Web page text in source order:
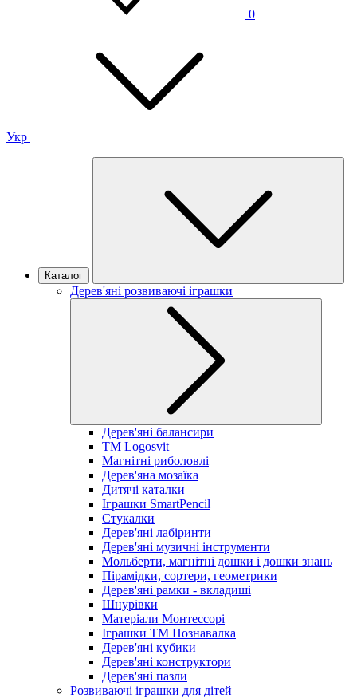
0
Укр
Каталог
Дерев'яні розвиваючі іграшки
Дерев'яні балансири
TM Logosvit
Магнітні риболовлі
Дерев'яна мозаїка
Дитячі каталки
Іграшки SmartPencil
Стукалки
Дерев'яні лабіринти
Дерев'яні музичні інструменти
Мольберти, магнітні дошки і дошки знань
Пірамідки, сортери, геометрики
Дерев'яні рамки - вкладиші
Шнурівки
Матеріали Монтессорі
Іграшки ТМ Познавалка
Дерев'яні кубики
Дерев'яні конструктори
Дерев'яні пазли
Розвиваючі іграшки для дітей